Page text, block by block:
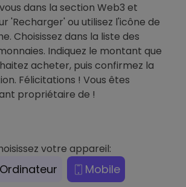
dans la section Web3 et
'Recharger' ou utilisez l'icône de
Choisissez dans la liste des
Indiquez le montant que
acheter, puis confirmez la
Félicitations ! Vous êtes
propriétaire de !
votre appareil:
Ordinateur Mobile